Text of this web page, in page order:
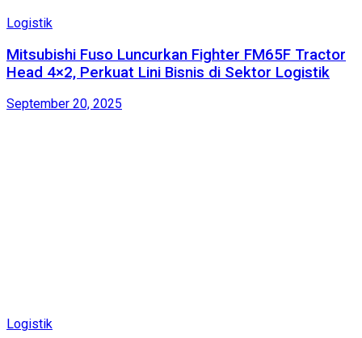
Logistik
Mitsubishi Fuso Luncurkan Fighter FM65F Tractor
Head 4×2, Perkuat Lini Bisnis di Sektor Logistik
September 20, 2025
Logistik